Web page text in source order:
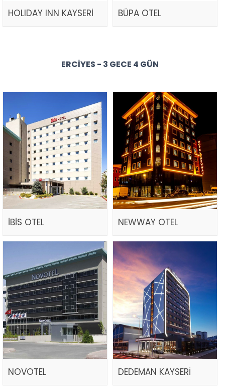
HOLIDAY INN KAYSERİ BÜPA OTEL
ERCIYES - 3 GECE 4 GÜN
İBİS OTEL NEWWAY OTEL
NOVOTEL DEDEMAN KAYSERİ